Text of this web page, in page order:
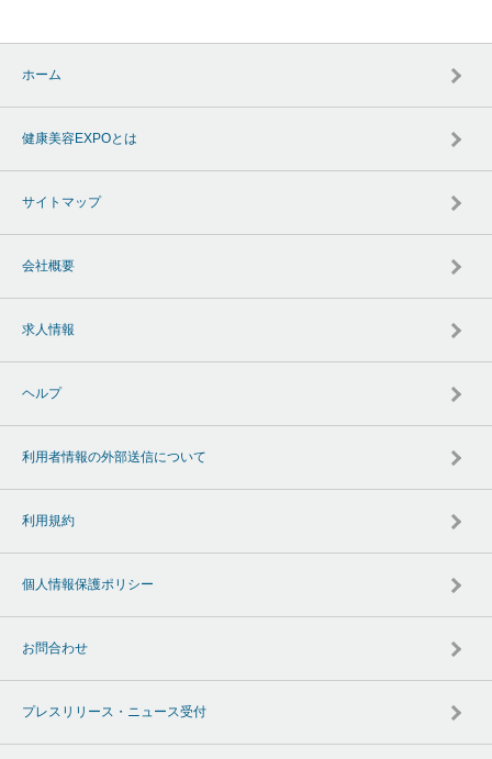
ホーム
健康美容EXPOとは
サイトマップ
会社概要
求人情報
ヘルプ
利用者情報の外部送信について
利用規約
個人情報保護ポリシー
お問合わせ
プレスリリース・ニュース受付